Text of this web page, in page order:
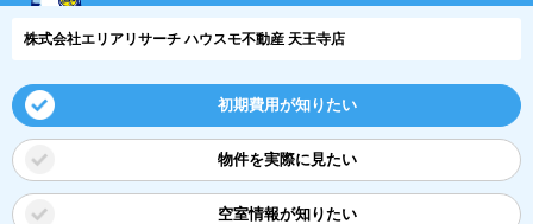
株式会社エリアリサーチ ハウスモ不動産 天王寺店
初期費用が知りたい
物件を実際に見たい
空室情報が知りたい